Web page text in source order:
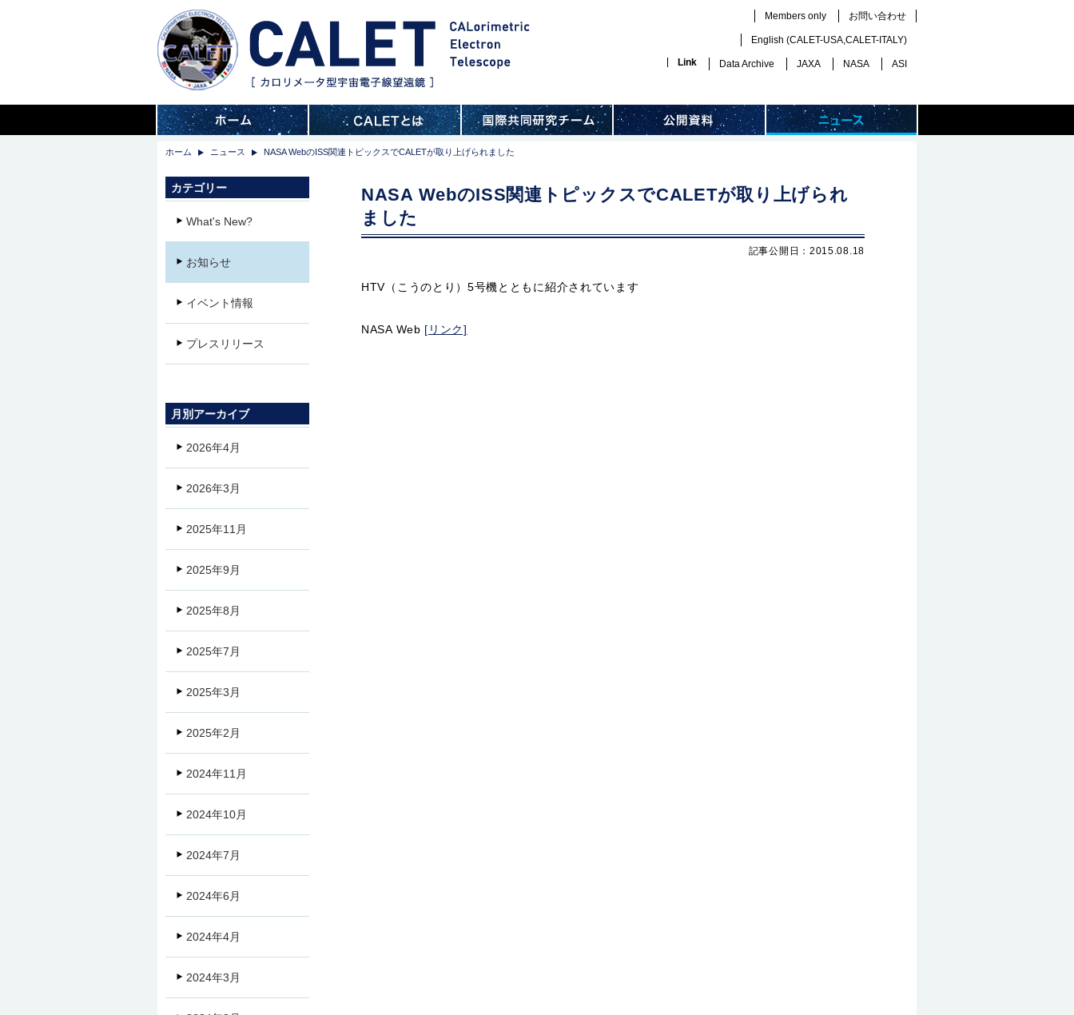
Members only お問い合わせ
English (CALET-USA,CALET-ITALY)
Link
Data Archive JAXA NASA ASI
ホーム ニュース NASA WebのISS関連トピックスでCALETが取り上げられました
NASA WebのISS関連トピックスでCALETが取り上げられ
ました
記事公開日：2015.08.18
HTV（こうのとり）5号機とともに紹介されています
NASA Web [リンク]
カテゴリー
What's New?
お知らせ
イベント情報
プレスリリース
月別アーカイブ
2026年4月
2026年3月
2025年11月
2025年9月
2025年8月
2025年7月
2025年3月
2025年2月
2024年11月
2024年10月
2024年7月
2024年6月
2024年4月
2024年3月